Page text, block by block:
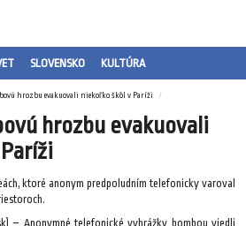
SLOVENSKO KULTÚRA
hrozbu evakuovali niekoľko škôl v Paríži
hrozbu evakuovali
ktoré anonym predpoludním telefonicky varoval